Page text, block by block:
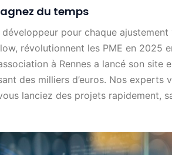
du temps
développeur pour chaque
révolutionnent les PME en 2025
à Rennes a lancé son site
des milliers d’euros. Nos experts
lanciez des projets rapidement,